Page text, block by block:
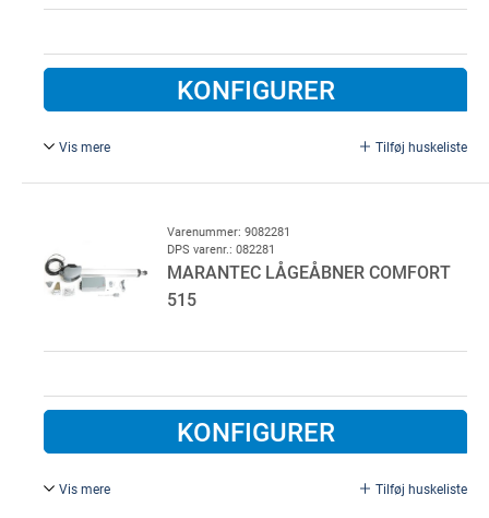
KONFIGURER
Vis mere Tilføj huskeliste
Varenummer: 9082281
DPS varenr.: 082281
MARANTEC LÅGEÅBNER COMFORT
515
KONFIGURER
Vis mere Tilføj huskeliste